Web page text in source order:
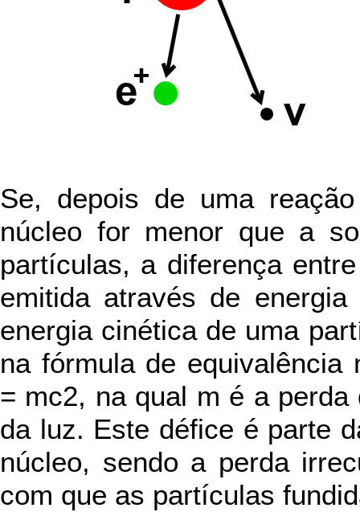
Se, depois de uma
núcleo for menor que a
partículas, a diferença
emitida através de
energia cinética de uma
na fórmula de equivalência
= mc2, na qual m é a
da luz. Este défice é parte
núcleo, sendo a perda
com que as partículas